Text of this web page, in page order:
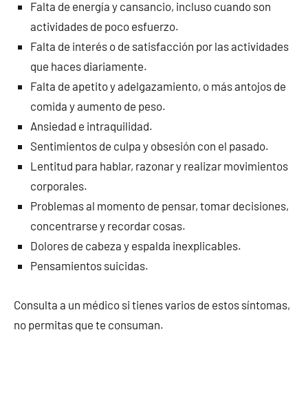
Falta de energía y cansancio, incluso cuando son
actividades de poco esfuerzo.
Falta de interés o de satisfacción por las actividades
que haces diariamente.
Falta de apetito y adelgazamiento, o más antojos de
comida y aumento de peso.
Ansiedad e intraquilidad.
Sentimientos de culpa y obsesión con el pasado.
Lentitud para hablar, razonar y realizar movimientos
corporales.
Problemas al momento de pensar, tomar decisiones,
concentrarse y recordar cosas.
Dolores de cabeza y espalda inexplicables.
Pensamientos suicidas.
Consulta a un médico si tienes varios de estos síntomas,
no permitas que te consuman.